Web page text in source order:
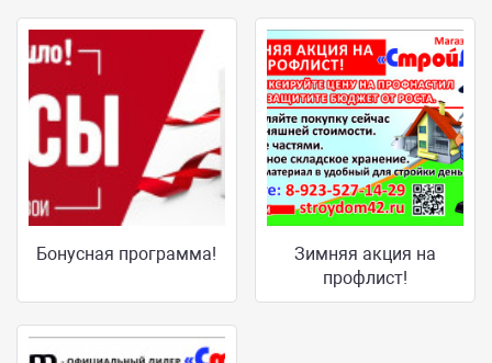
Бонусная программа!
Зимняя акция на
профлист!